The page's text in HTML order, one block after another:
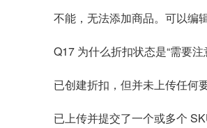
不能，无法添加商品。可以编
Q17 为什么折扣状态是“需要注
已创建折扣，但并未上传任何
已上传并提交了一个或多个